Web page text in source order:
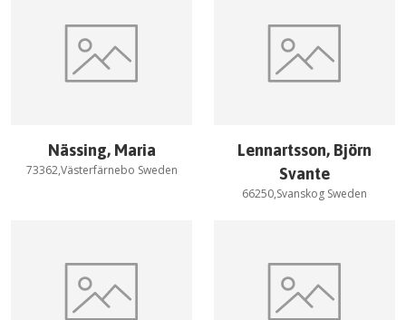
Nässing, Maria
73362,Västerfärnebo Sweden
Lennartsson, Björn
Svante
66250,Svanskog Sweden